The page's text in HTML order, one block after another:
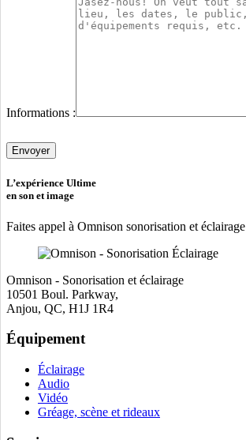
Informations :
laisser
ce
vide.
L’expérience Ultime
en son et image
Faites appel à Omnison sonorisation et éclairage
Omnison - Sonorisation et éclairage
10501 Boul. Parkway,
Anjou, QC, H1J 1R4
Équipement
Éclairage
Audio
Vidéo
Gréage, scène et rideaux